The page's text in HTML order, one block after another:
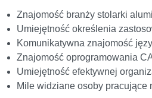
Znajomość branży stolarki
Umiejętność określenia
Komunikatywna znajomość
Znajomość oprogramowania
Umiejętność efektywnej
Mile widziane osoby pracujące